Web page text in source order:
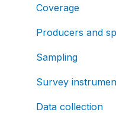
Coverage
Producers and
Sampling
Survey
Data collection